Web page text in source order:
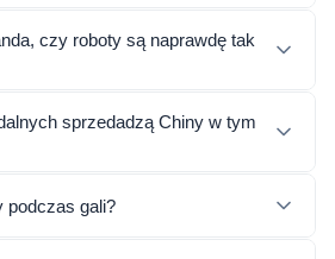
czy roboty są naprawdę tak
sprzedadzą Chiny w tym
podczas gali?